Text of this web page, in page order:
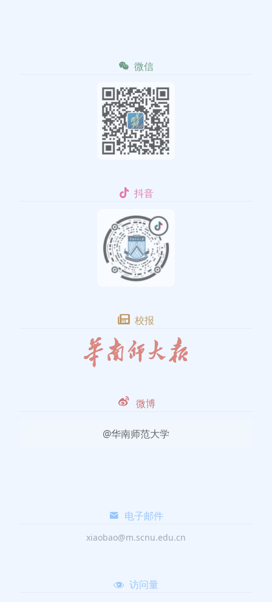
微信
抖音
校报
微博
@华南师范大学
电子邮件
xiaobao@m.scnu.edu.cn
访问量